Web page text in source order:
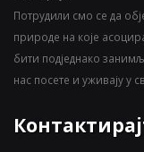
Потрудили смо се да
природе на које
бити подједнако
нас посете и уживају у